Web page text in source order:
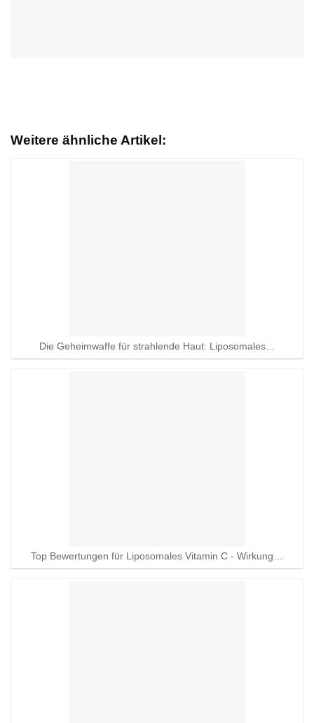
Weitere ähnliche Artikel:
Die Geheimwaffe für strahlende Haut: Liposomales…
Top Bewertungen für Liposomales Vitamin C - Wirkung…